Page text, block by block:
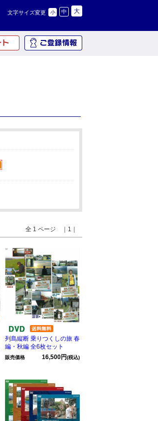
文字サイズ変更 小 中 大
全 1 ページ ｜1｜
列島縦断 乗りつくしの旅 春
編・秋編 全6枚セット
販売価格 16,500円(税込)